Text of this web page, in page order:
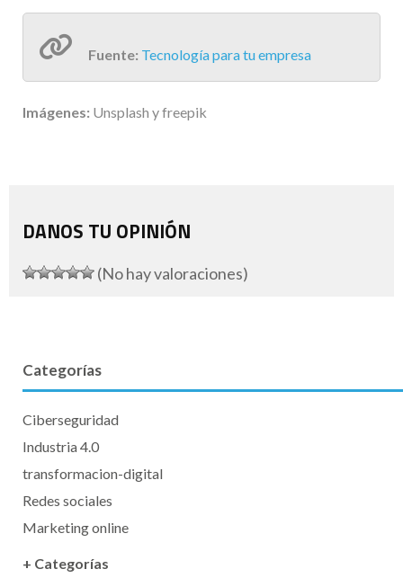
Fuente: Tecnología para tu empresa
Imágenes: Unsplash y freepik
DANOS TU OPINIÓN
(No hay valoraciones)
Categorías
Ciberseguridad
Industria 4.0
transformacion-digital
Redes sociales
Marketing online
+ Categorías